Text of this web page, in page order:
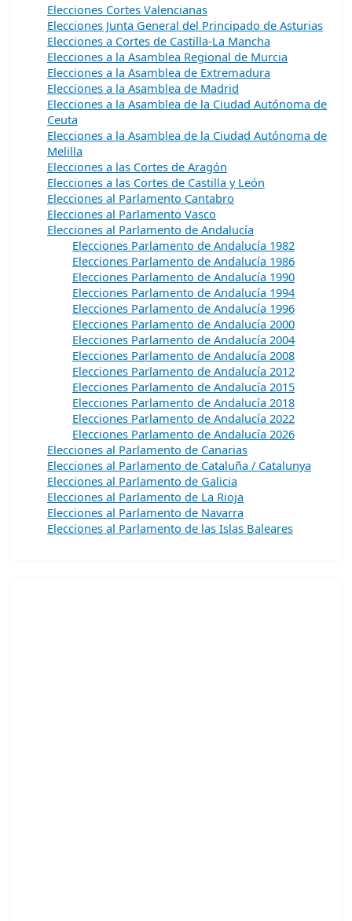
Elecciones Cortes Valencianas
Elecciones Junta General del Principado de Asturias
Elecciones a Cortes de Castilla-La Mancha
Elecciones a la Asamblea Regional de Murcia
Elecciones a la Asamblea de Extremadura
Elecciones a la Asamblea de Madrid
Elecciones a la Asamblea de la Ciudad Autónoma de
Ceuta
Elecciones a la Asamblea de la Ciudad Autónoma de
Melilla
Elecciones a las Cortes de Aragón
Elecciones a las Cortes de Castilla y León
Elecciones al Parlamento Cantabro
Elecciones al Parlamento Vasco
Elecciones al Parlamento de Andalucía
Elecciones Parlamento de Andalucía 1982
Elecciones Parlamento de Andalucía 1986
Elecciones Parlamento de Andalucía 1990
Elecciones Parlamento de Andalucía 1994
Elecciones Parlamento de Andalucía 1996
Elecciones Parlamento de Andalucía 2000
Elecciones Parlamento de Andalucía 2004
Elecciones Parlamento de Andalucía 2008
Elecciones Parlamento de Andalucía 2012
Elecciones Parlamento de Andalucía 2015
Elecciones Parlamento de Andalucía 2018
Elecciones Parlamento de Andalucía 2022
Elecciones Parlamento de Andalucía 2026
Elecciones al Parlamento de Canarias
Elecciones al Parlamento de Cataluña / Catalunya
Elecciones al Parlamento de Galicia
Elecciones al Parlamento de La Rioja
Elecciones al Parlamento de Navarra
Elecciones al Parlamento de las Islas Baleares